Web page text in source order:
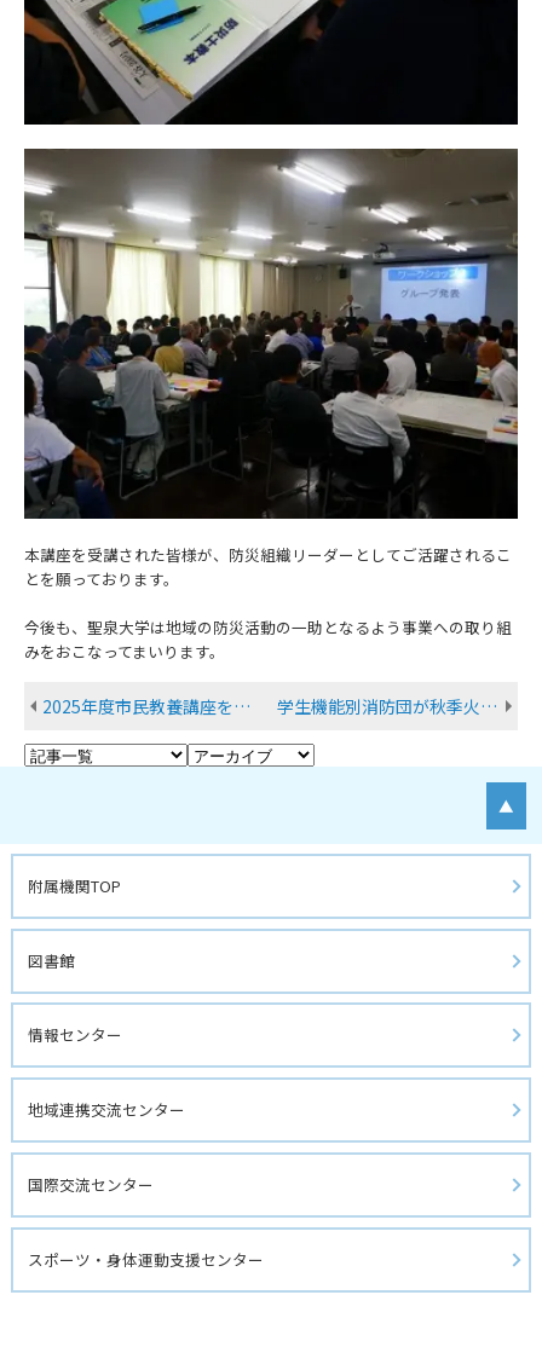
本講座を受講された皆様が、防災組織リーダーとしてご活躍されるこ
とを願っております。
今後も、聖泉大学は地域の防災活動の一助となるよう事業への取り組
みをおこなってまいります。
2025年度市民教養講座を開催しました 学生機能別消防団が秋季火災予防運動街頭広報に参加しました
▲
附属機関TOP
図書館
情報センター
地域連携交流センター
国際交流センター
スポーツ・身体運動支援センター